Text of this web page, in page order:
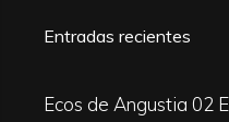
Entradas recientes
Ecos de Angustia 02